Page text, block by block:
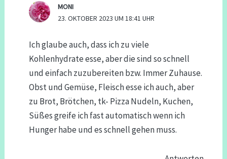
MONI
23. OKTOBER 2023 UM 18:41 UHR
Ich glaube auch, dass ich zu viele
Kohlenhydrate esse, aber die sind so schnell
und einfach zuzubereiten bzw. Immer Zuhause.
Obst und Gemüse, Fleisch esse ich auch, aber
zu Brot, Brötchen, tk- Pizza Nudeln, Kuchen,
Süßes greife ich fast automatisch wenn ich
Hunger habe und es schnell gehen muss.